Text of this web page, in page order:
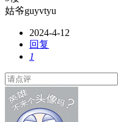
姑爷guyvtyu
2024-4-12
回复
1